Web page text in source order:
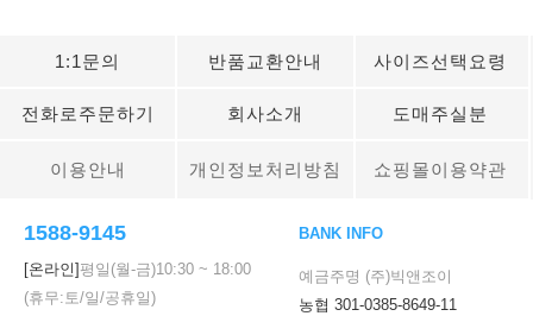
1:1문의 반품교환안내 사이즈선택요령
전화로주문하기 회사소개 도매주실분
이용안내 개인정보처리방침 쇼핑몰이용약관
1588-9145
[온라인] 평일(월-금)10:30 ~ 18:00
(휴무:토/일/공휴일)
BANK INFO
예금주명 (주)빅앤조이
농협 301-0385-8649-11